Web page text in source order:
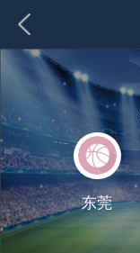
东莞